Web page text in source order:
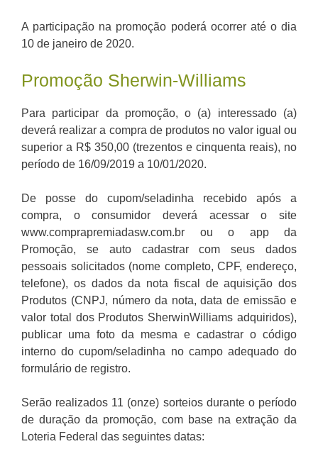
A participação na promoção poderá ocorrer até o dia
10 de janeiro de 2020.
Promoção Sherwin-Williams
Para participar da promoção, o (a) interessado (a)
deverá realizar a compra de produtos no valor igual ou
superior a R$ 350,00 (trezentos e cinquenta reais), no
período de 16/09/2019 a 10/01/2020.
De posse do cupom/seladinha recebido após a
compra, o consumidor deverá acessar o site
www.comprapremiadasw.com.br ou o app da
Promoção, se auto cadastrar com seus dados
pessoais solicitados (nome completo, CPF, endereço,
telefone), os dados da nota fiscal de aquisição dos
Produtos (CNPJ, número da nota, data de emissão e
valor total dos Produtos SherwinWilliams adquiridos),
publicar uma foto da mesma e cadastrar o código
interno do cupom/seladinha no campo adequado do
formulário de registro.
Serão realizados 11 (onze) sorteios durante o período
de duração da promoção, com base na extração da
Loteria Federal das seguintes datas: